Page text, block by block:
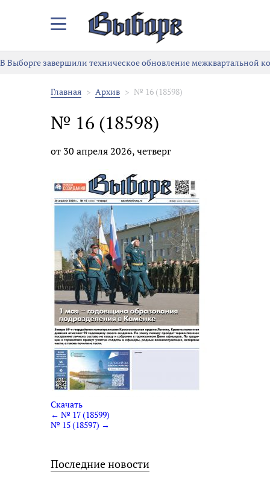
Закрыть/
меню
В Выборге завершили техническое обновление межквартальной
Главная Архив № 16 (18598)
№ 16 (18598)
от 30 апреля 2026, четверг
Скачать
← № 17 (18599)
№ 15 (18597) →
Последние новости